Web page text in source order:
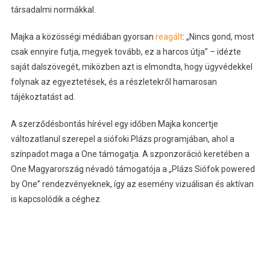
társadalmi normákkal.
Majka a közösségi médiában gyorsan reagált: „Nincs gond, most
csak ennyire futja, megyek tovább, ez a harcos útja” – idézte
saját dalszövegét, miközben azt is elmondta, hogy ügyvédekkel
folynak az egyeztetések, és a részletekről hamarosan
tájékoztatást ad.
A szerződésbontás hírével egy időben Majka koncertje
változatlanul szerepel a siófoki Plázs programjában, ahol a
színpadot maga a One támogatja. A szponzoráció keretében a
One Magyarország névadó támogatója a „Plázs Siófok powered
by One” rendezvényeknek, így az esemény vizuálisan és aktívan
is kapcsolódik a céghez.